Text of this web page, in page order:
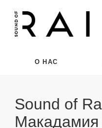
О НАС
Sound of
Макадамия